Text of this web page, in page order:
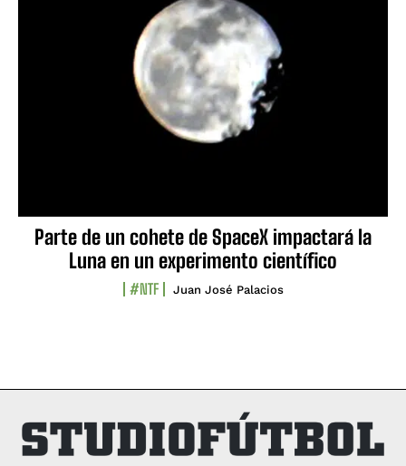
Parte de un cohete de SpaceX impactará la
Luna en un experimento científico
#NTF Juan José Palacios